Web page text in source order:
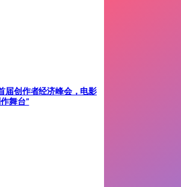
届创作者经济峰会，电影
舞台”